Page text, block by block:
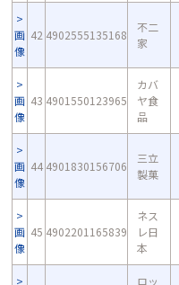
画
像
42 4902555135168
不二
家
画
像
43 4901550123965
カバ
ヤ食
品
画
像
44 4901830156706
三立
製菓
画
像
45 4902201165839
ネス
レ日
本
ロッ